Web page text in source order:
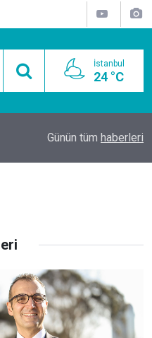
İstanbul
24 °C
Mobil Araçlarla Hayır
Günün tüm haberleri